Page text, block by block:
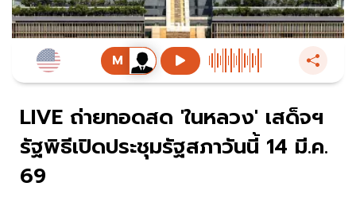
LIVE ถ่ายทอดสด 'ในหลวง' เสด็จฯ
รัฐพิธีเปิดประชุมรัฐสภาวันนี้ 14 มี.ค.
69